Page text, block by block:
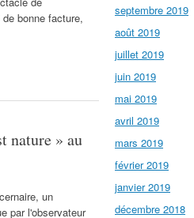
bonne facture,
nature » au
un
par l'observateur
septembre 2019
août 2019
juillet 2019
juin 2019
mai 2019
avril 2019
mars 2019
février 2019
janvier 2019
décembre 2018